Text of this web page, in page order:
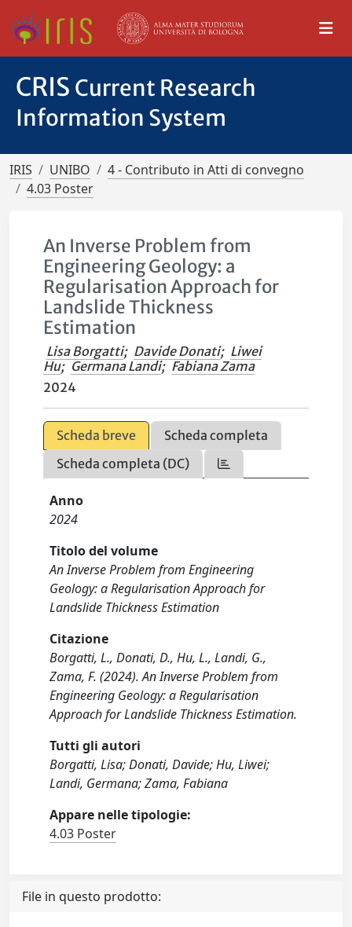
CRIS Current Research
Information System
IRIS UNIBO
4 - Contributo in Atti di convegno
4.03 Poster
An Inverse Problem from
Engineering Geology: a
Regularisation Approach for
Landslide Thickness
Estimation
Lisa Borgatti; Davide Donati; Liwei
Hu; Germana Landi; Fabiana Zama
2024
Scheda breve
Scheda completa
Scheda completa (DC)
Anno
2024
Titolo del volume
An Inverse Problem from Engineering
Geology: a Regularisation Approach for
Landslide Thickness Estimation
Citazione
Borgatti, L., Donati, D., Hu, L., Landi, G.,
Zama, F. (2024). An Inverse Problem from
Engineering Geology: a Regularisation
Approach for Landslide Thickness Estimation.
Tutti gli autori
Borgatti, Lisa; Donati, Davide; Hu, Liwei;
Landi, Germana; Zama, Fabiana
Appare nelle tipologie:
4.03 Poster
File in questo prodotto: